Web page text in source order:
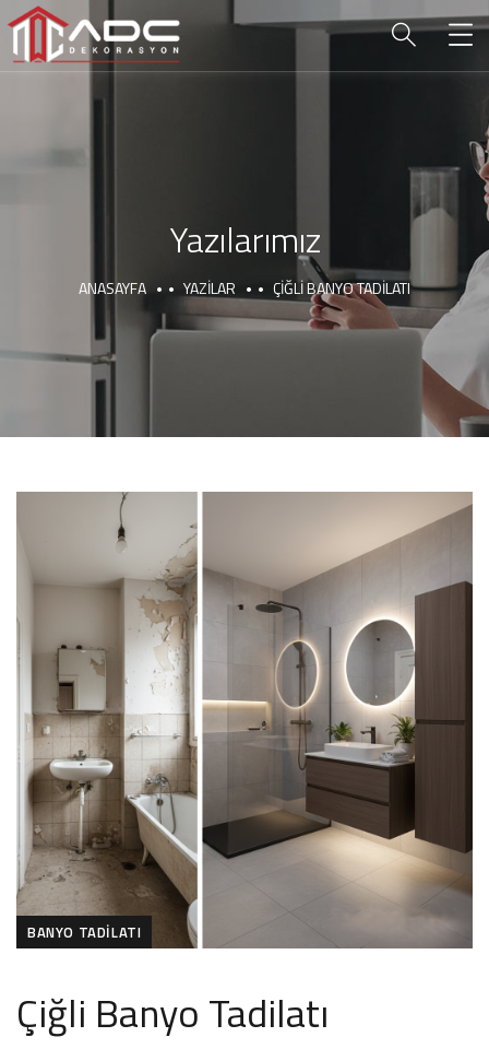
Yazılarımız
ANASAYFA YAZILAR ÇIĞLI BANYO TADILATI
BANYO TADILATI
Çiğli Banyo Tadilatı